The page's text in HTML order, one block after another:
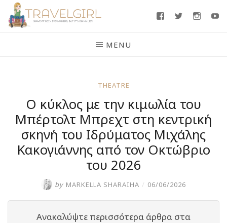
Skip
FacebookTwitter
MENU
THEATRE
Ο κύκλος με την κιμωλία του
Μπέρτολτ Μπρεχτ στη κεντρική
σκηνή του Ιδρύματος Μιχάλης
Κακογιάννης από τον Οκτώβριο
του 2026
by MARKELLA SHARAIHA / 06/06/2026
Ανακαλύψτε περισσότερα άρθρα στα